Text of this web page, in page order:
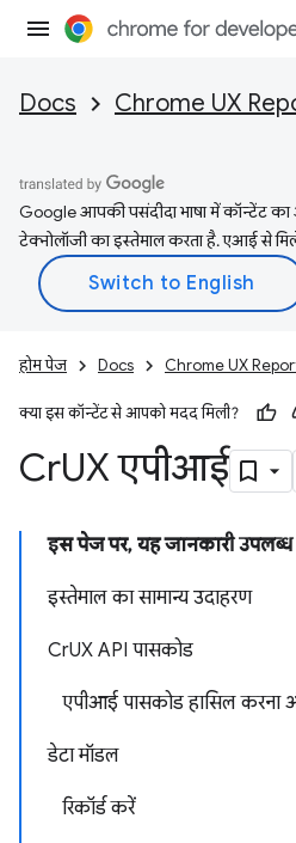
Docs Chrome UX
Google आपकी पसंदीदा भाषा में कॉन्टेंट
टेक्नोलॉजी का इस्तेमाल करता है. एआई से
होम पेज Docs Chrome UX
क्या इस कॉन्टेंट से आपको मदद मिली?
CrUX एपीआई
इस पेज पर, यह जानकारी उपलब्ध
इस्तेमाल का सामान्य उदाहरण
CrUX API पासकोड
एपीआई पासकोड हासिल करना
डेटा मॉडल
रिकॉर्ड करें